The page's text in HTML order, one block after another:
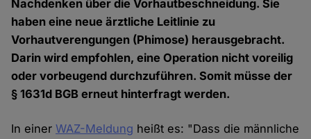
Nachdenken über die Vorhautbeschneidung. Sie
haben eine neue ärztliche Leitlinie zu
Vorhautverengungen (Phimose) herausgebracht.
Darin wird empfohlen, eine Operation nicht voreilig
oder vorbeugend durchzuführen. Somit müsse der
§ 1631d BGB erneut hinterfragt werden.
In einerWAZ-Meldung heißt es: "Dass die männliche